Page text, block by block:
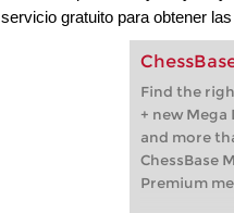
servicio gratuito para obtener
Find the
+ new
and more
ChessBase
Premium